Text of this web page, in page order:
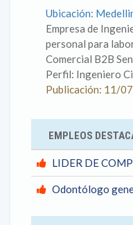
Ubicación:
Empresa de
personal para
Comercial B2B
Perfil: Ingeniero
Publicación: 11/
EMPLEOS
LIDER DE
Odontólogo